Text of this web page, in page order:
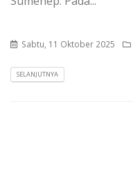
Sabtu, 11 Oktober 2025
SELANJUTNYA